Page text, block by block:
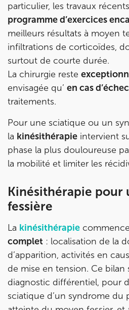
particulier, les travaux
programme d’exercices
meilleurs résultats à moyen
infiltrations de corticoïdes,
surtout de courte durée.
La chirurgie reste
envisagée qu’ en cas
traitements.
Pour une sciatique ou un
la kinésithérapie intervient
phase la plus douloureuse
la mobilité et limiter les
Kinésithérapie pour
fessière
La kinésithérapie
complet : localisation de la
d’apparition, activités en
de mise en tension. Ce bilan
diagnostic différentiel, pour
sciatique d’un syndrome du